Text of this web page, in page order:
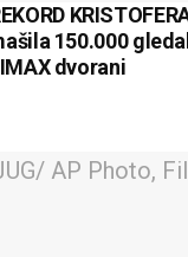
150.000
dvorani